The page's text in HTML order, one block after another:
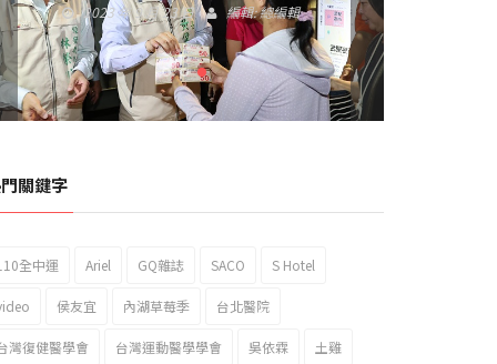
2023 年 9 月 23 日 編輯:總編輯
關鍵字
全中運 Ariel GQ雜誌 SACO S Hotel
侯友宜 內湖草莓季 台北醫院
灣復健醫學會 台灣運動醫學學會 吳依霖 土雞